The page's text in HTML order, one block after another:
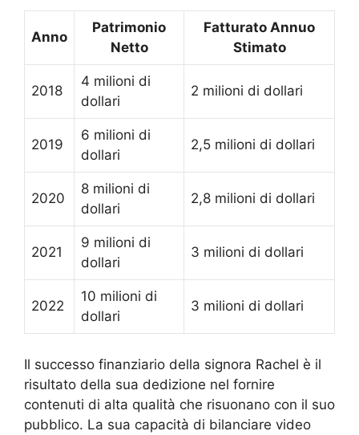
Anno
Patrimonio
Netto
Fatturato Annuo
Stimato
2018
4 milioni di
dollari
2 milioni di dollari
2019
6 milioni di
dollari
2,5 milioni di dollari
2020
8 milioni di
dollari
2,8 milioni di dollari
2021
9 milioni di
dollari
3 milioni di dollari
2022
10 milioni di
dollari
3 milioni di dollari
Il successo finanziario della signora Rachel è il
risultato della sua dedizione nel fornire
contenuti di alta qualità che risuonano con il suo
pubblico. La sua capacità di bilanciare video